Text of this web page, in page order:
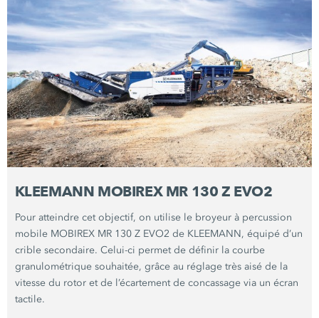
KLEEMANN MOBIREX MR 130 Z EVO2
Pour atteindre cet objectif, on utilise le broyeur à percussion
mobile MOBIREX MR 130 Z EVO2 de KLEEMANN, équipé d’un
crible secondaire. Celui-ci permet de définir la courbe
granulométrique souhaitée, grâce au réglage très aisé de la
vitesse du rotor et de l’écartement de concassage via un écran
tactile.